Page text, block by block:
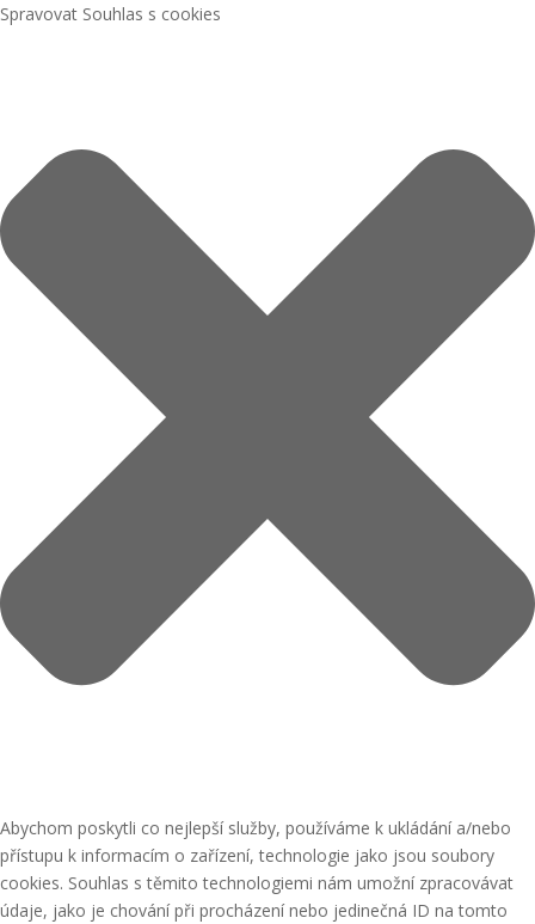
Spravovat Souhlas s cookies
Abychom poskytli co nejlepší služby, používáme k ukládání a/nebo
přístupu k informacím o zařízení, technologie jako jsou soubory
cookies. Souhlas s těmito technologiemi nám umožní zpracovávat
údaje, jako je chování při procházení nebo jedinečná ID na tomto